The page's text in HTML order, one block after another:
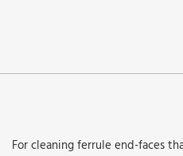
For cleaning ferrule end-faces